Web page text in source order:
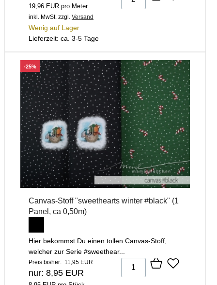
19,96 EUR pro Meter
inkl. MwSt. zzgl. Versand
Wenig auf Lager
Lieferzeit: ca. 3-5 Tage
-25%
Canvas-Stoff "sweethearts winter #black" (1
Panel, ca 0,50m)
Hier bekommst Du einen tollen Canvas-Stoff,
welcher zur Serie #sweethear...
Preis bisher: 11,95 EUR
nur: 8,95 EUR